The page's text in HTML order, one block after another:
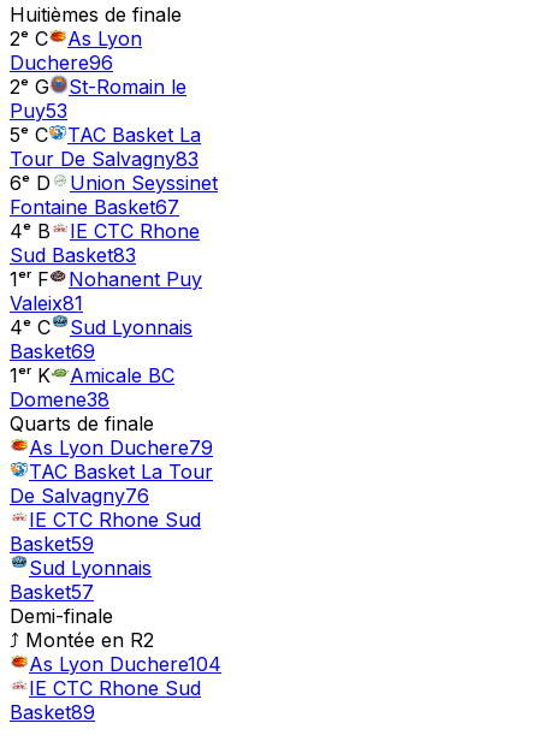
Huitièmes de finale
2ᵉ C
As Lyon
Duchere96
2ᵉ G
St-Romain le
Puy53
5ᵉ C
TAC Basket La
Tour De Salvagny83
6ᵉ D
Union Seyssinet
Fontaine Basket67
4ᵉ B
IE CTC Rhone
Sud Basket83
1ᵉʳ F
Nohanent Puy
Valeix81
4ᵉ C
Sud Lyonnais
Basket69
1ᵉʳ K
Amicale BC
Domene38
Quarts de finale
As Lyon Duchere79
TAC Basket La Tour
De Salvagny76
IE CTC Rhone Sud
Basket59
Sud Lyonnais
Basket57
Demi-finale
⤴ Montée en R2
As Lyon Duchere104
IE CTC Rhone Sud
Basket89